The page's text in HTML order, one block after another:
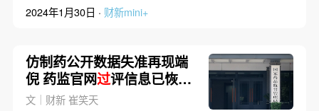
2024年1月30日 · 财新mini+
仿制药公开数据失准再现端
倪 药监官网过评信息已恢复
下载
文｜财新 崔笑天